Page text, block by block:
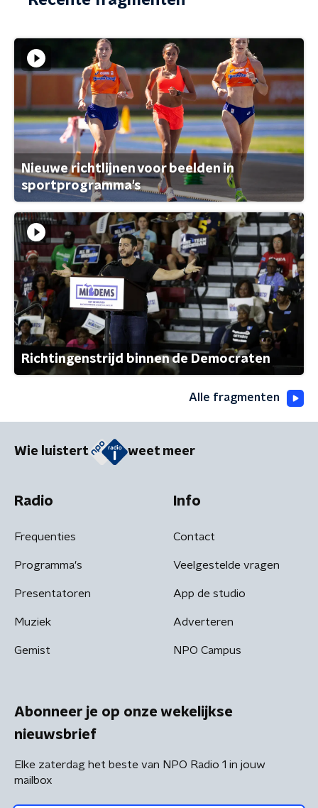
Nieuwe richtlijnen voor beelden in
sportprogramma's
Richtingenstrijd binnen de Democraten
Alle fragmenten
Wie luistert weet meer
Radio
Frequenties
Programma's
Presentatoren
Muziek
Gemist
Info
Contact
Veelgestelde vragen
App de studio
Adverteren
NPO Campus
Abonneer je op onze wekelijkse
nieuwsbrief
Elke zaterdag het beste van NPO Radio 1 in jouw
mailbox